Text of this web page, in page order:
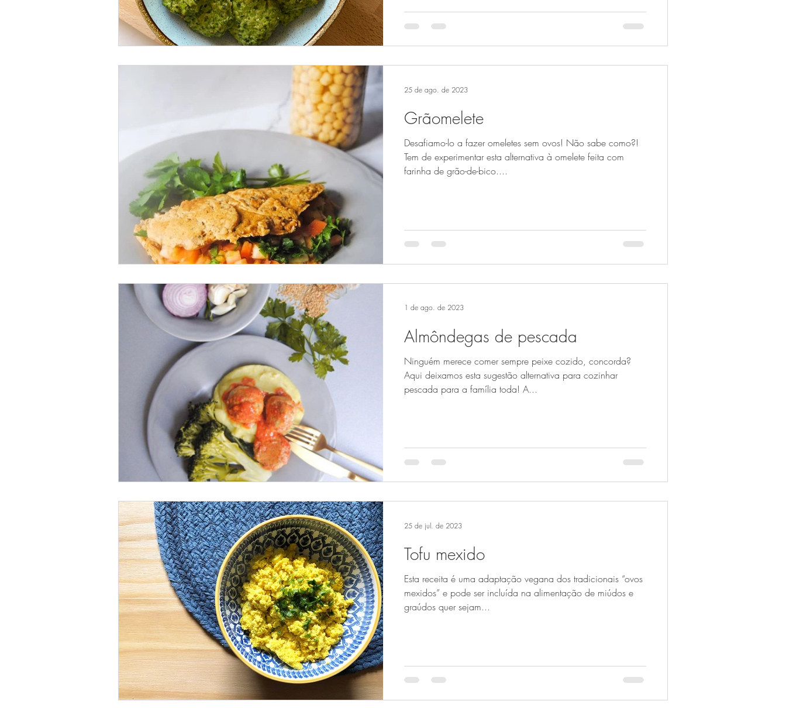
Grãomelete
Desafiamo-lo a fazer omeletes sem ovos! Não sabe como?!
Tem de experimentar esta alternativa à omelete feita com
farinha de grão-de-bico....
25 de ago. de 2023
Almôndegas de pescada
Ninguém merece comer sempre peixe cozido, concorda?
Aqui deixamos esta sugestão alternativa para cozinhar
pescada para a família toda! A...
1 de ago. de 2023
Tofu mexido
Esta receita é uma adaptação vegana dos tradicionais “ovos
mexidos” e pode ser incluída na alimentação de miúdos e
graúdos quer sejam...
25 de jul. de 2023